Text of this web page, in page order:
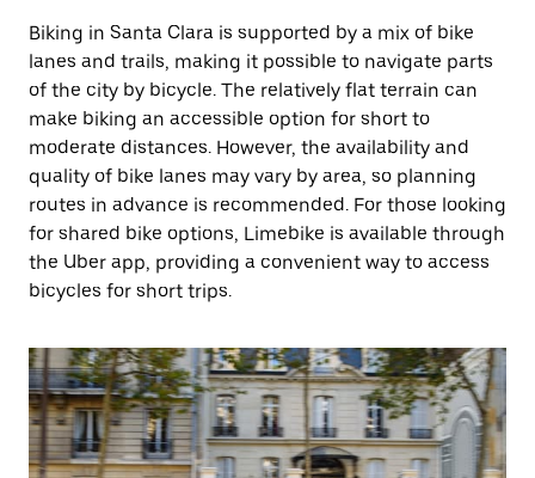
Biking in Santa Clara is supported by a mix of bike
lanes and trails, making it possible to navigate parts
of the city by bicycle. The relatively flat terrain can
make biking an accessible option for short to
moderate distances. However, the availability and
quality of bike lanes may vary by area, so planning
routes in advance is recommended. For those looking
for shared bike options, Limebike is available through
the Uber app, providing a convenient way to access
bicycles for short trips.